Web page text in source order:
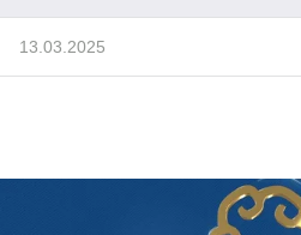
13.03.2025